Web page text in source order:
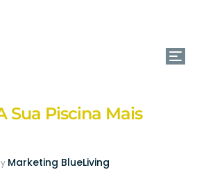
Sua Piscina Mais
Marketing BlueLiving